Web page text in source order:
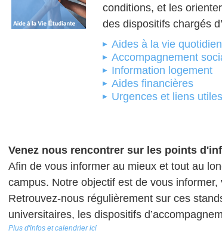
conditions, et les
des dispositifs chargés
Aides à la vie
Accompagnement
Information logement
Aides financières
Urgences et liens utiles
Venez nous rencontrer sur les points
Afin de vous informer au mieux et tout au
campus. Notre objectif est de vous
Retrouvez-nous régulièrement sur ces
universitaires, les dispositifs
Plus d'infos et calendrier ici